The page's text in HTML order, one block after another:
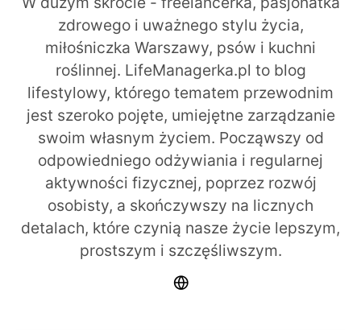
zdrowego i uważnego stylu życia,
miłośniczka Warszawy, psów i kuchni
roślinnej. LifeManagerka.pl to blog
lifestylowy, którego tematem przewodnim
jest szeroko pojęte, umiejętne zarządzanie
swoim własnym życiem. Począwszy od
odpowiedniego odżywiania i regularnej
aktywności fizycznej, poprzez rozwój
osobisty, a skończywszy na licznych
detalach, które czynią nasze życie lepszym,
prostszym i szczęśliwszym.